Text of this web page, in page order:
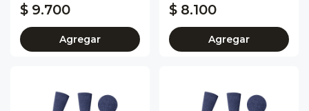
$ 9.700
Agregar
$ 8.100
Agregar